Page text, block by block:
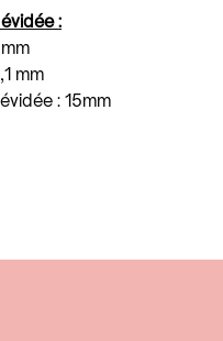
:
mm
: 15mm